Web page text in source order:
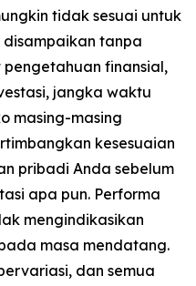
tidak sesuai untuk
disampaikan tanpa
finansial,
jangka waktu
masing-masing
kesesuaian
pribadi Anda sebelum
apa pun. Performa
mengindikasikan
masa mendatang.
dan semua